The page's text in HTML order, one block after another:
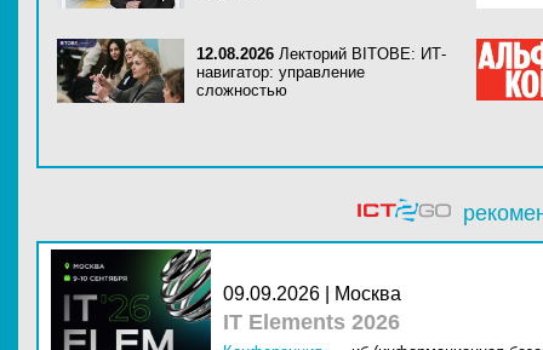
12.08.2026 Лекторий BITOBE: ИТ-
навигатор: управление
сложностью
09.09.2026 | Москва
IT Elements 2026